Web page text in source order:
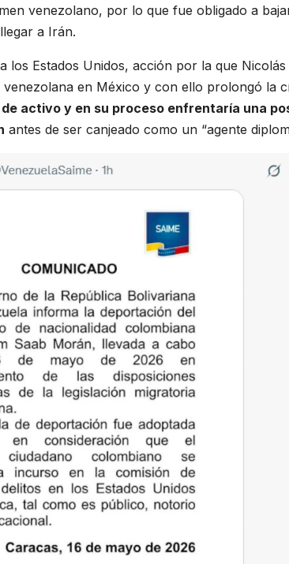
venezolano, por lo que fue obligado a
a Irán.
los Estados Unidos, acción por la que
en México y con ello prolongó la
activo y en su proceso enfrentaría una
antes de ser canjeado como un “agente